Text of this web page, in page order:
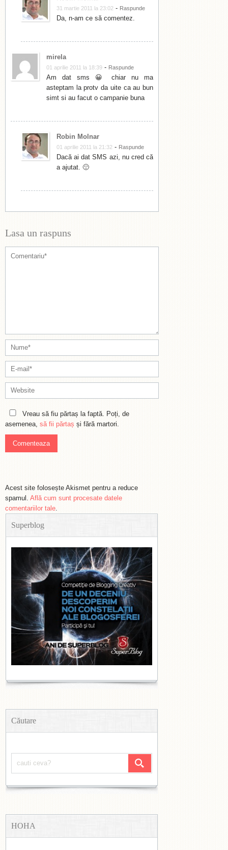
31 martie 2011 la 23:02 - Raspunde
Da, n-am ce să comentez.
mirela
01 aprilie 2011 la 18:39 - Raspunde
Am dat sms 😀 chiar nu ma
asteptam la protv da uite ca au bun
simt si au facut o campanie buna
Robin Molnar
01 aprilie 2011 la 21:32 - Raspunde
Dacă ai dat SMS azi, nu cred că
a ajutat. 🙁
Lasa un raspuns
Vreau să fiu părtaș la faptă. Poți, de
asemenea, să fii părtaș și fără martori.
Acest site folosește Akismet pentru a reduce
spamul. Află cum sunt procesate datele
comentariilor tale.
Superblog
Căutare
HOHA